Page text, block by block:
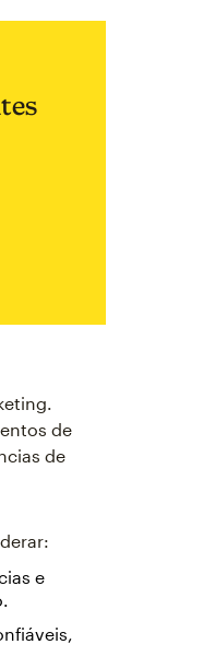
de
de
e